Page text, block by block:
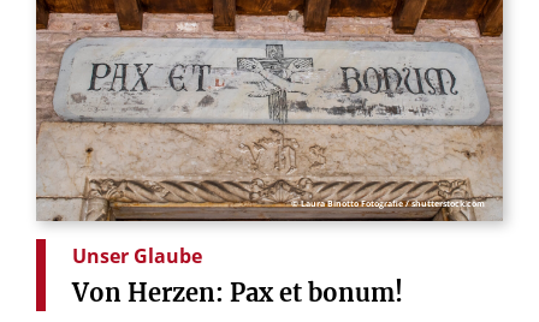
© Laura Binotto Fotografie / shutterstock.com
Unser Glaube
Von Herzen: Pax et bonum!